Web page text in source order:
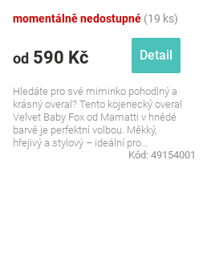
momentálně nedostupné (19 ks)
od 590 Kč Detail
Hledáte pro své miminko pohodlný a
krásný overal? Tento kojenecký overal
Velvet Baby Fox od Mamatti v hnědé
barvě je perfektní volbou. Měkký,
hřejivý a stylový – ideální pro...
Kód: 49154001